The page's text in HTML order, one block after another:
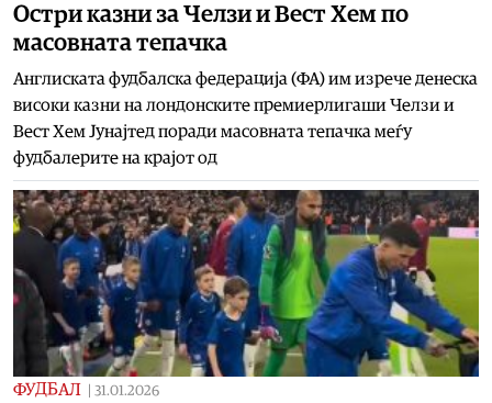
Остри казни за Челзи и Вест Хем по
масовната тепачка
Англиската фудбалска федерација (ФА) им изрече денеска
високи казни на лондонските премиерлигаши Челзи и
Вест Хем Јунајтед поради масовната тепачка меѓу
фудбалерите на крајот од
ФУДБАЛ 31.01.2026